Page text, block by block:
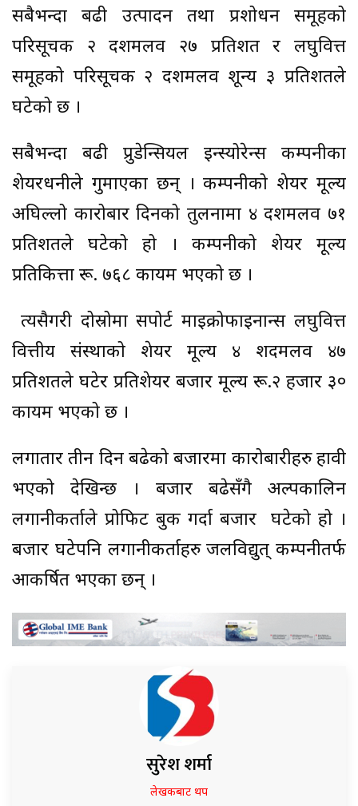
सबैभन्दा बढी उत्पादन तथा प्रशोधन समूहको
परिसूचक २ दशमलव २७ प्रतिशत र लघुवित्त
समूहको परिसूचक २ दशमलव शून्य ३ प्रतिशतले
घटेको छ ।
सबैभन्दा बढी प्रुडेन्सियल इन्स्योरेन्स कम्पनीका
शेयरधनीले गुमाएका छन् । कम्पनीको शेयर मूल्य
अघिल्लो कारोबार दिनको तुलनामा ४ दशमलव ७१
प्रतिशतले घटेको हो । कम्पनीको शेयर मूल्य
प्रतिकित्ता रू. ७६८ कायम भएको छ ।
त्यसैगरी दोस्रोमा सपोर्ट माइक्रोफाइनान्स लघुवित्त
वित्तीय संस्थाको शेयर मूल्य ४ शदमलव ४७
प्रतिशतले घटेर प्रतिशेयर बजार मूल्य रू.२ हजार ३०
कायम भएको छ ।
लगातार तीन दिन बढेको बजारमा कारोबारीहरु हावी
भएको देखिन्छ । बजार बढेसँगै अल्पकालिन
लगानीकर्ताले प्रोफिट बुक गर्दा बजार घटेको हो ।
बजार घटेपनि लगानीकर्ताहरु जलविद्युत् कम्पनीतर्फ
आकर्षित भएका छन् ।
सुरेश शर्मा
लेखकबाट थप